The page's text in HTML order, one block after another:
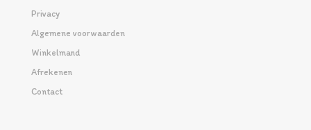
Privacy
Algemene voorwaarden
Winkelmand
Afrekenen
Contact